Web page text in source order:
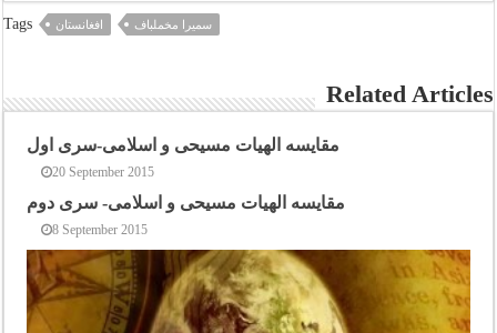
Tags افغانستان سمیرا مخملباف
Related Articles
مقایسه الهیات مسیحی و اسلامی-سری اول
20 September 2015
مقایسه الهیات مسیحی و اسلامی- سری دوم
8 September 2015